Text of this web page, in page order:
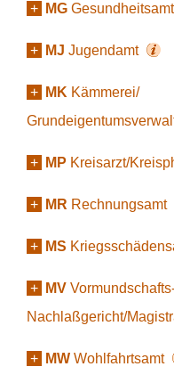
+ MG Gesundheitsamt
+ MJ Jugendamt
+ MK Kämmerei/
+ MP Kreisarzt/
+ MR Rechnungsamt
+ MS
+ MV
Nachlaßgericht/
+ MW Wohlfahrtsamt